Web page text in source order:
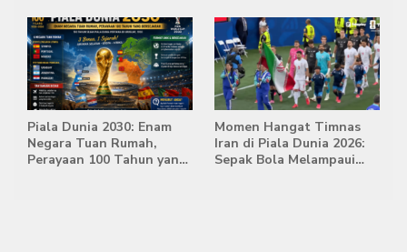
Piala Dunia 2030: Enam
Negara Tuan Rumah,
Perayaan 100 Tahun yang
Momen Hangat Timnas
Iran di Piala Dunia 2026:
Sepak Bola Melampaui